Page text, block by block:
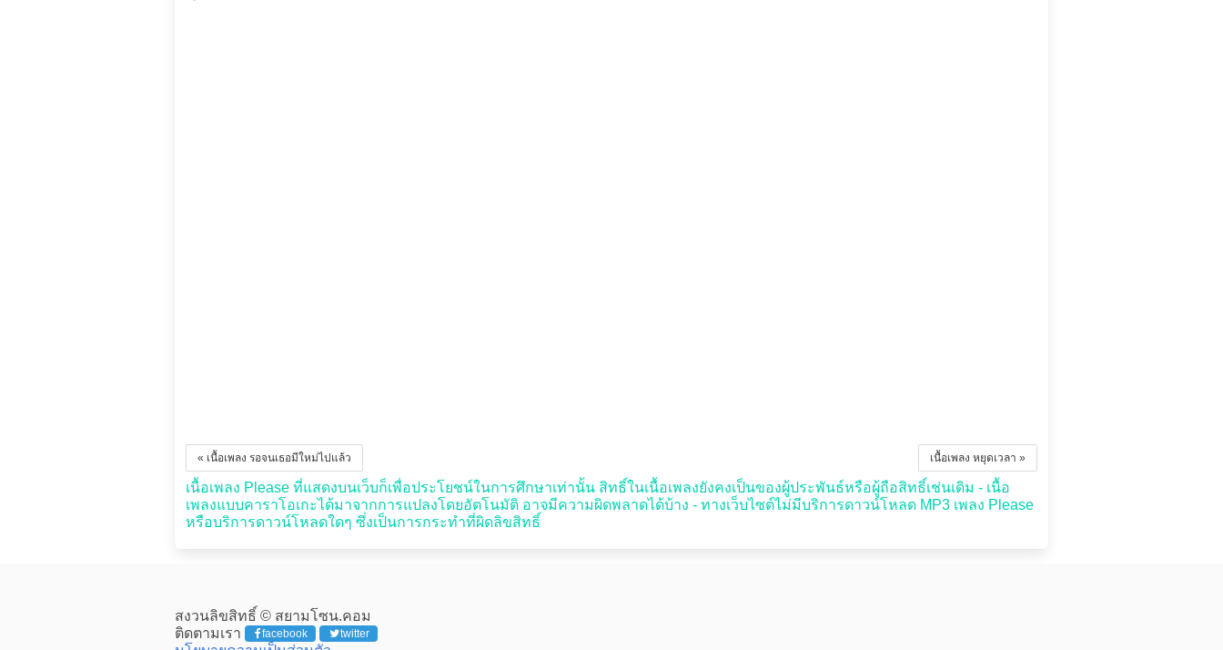
เนื้อเพลง หยุดเวลา »
« เนื้อเพลง รอจนเธอมีใหม่ไปแล้ว
เนื้อเพลง Please ที่แสดงบนเว็บก็เพื่อประโยชน์ในการศึกษาเท่านั้น สิทธิ์ในเนื้อเพลงยังคงเป็นของผู้ประพันธ์หรือผู้ถือสิทธิ์เช่นเดิม - เนื้อ
เพลงแบบคาราโอเกะได้มาจากการแปลงโดยอัตโนมัติ อาจมีความผิดพลาดได้บ้าง - ทางเว็บไซต์ไม่มีบริการดาวน์โหลด MP3 เพลง Please
หรือบริการดาวน์โหลดใดๆ ซึ่งเป็นการกระทำที่ผิดลิขสิทธิ์
สงวนลิขสิทธิ์ © สยามโซน.คอม
ติดตามเรา
facebook twitter